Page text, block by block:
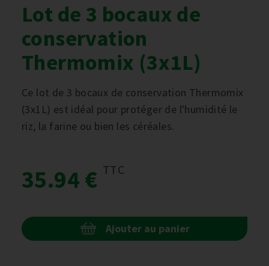
Lot de 3 bocaux de
conservation
Thermomix (3x1L)
Ce lot de 3 bocaux de conservation Thermomix
(3x1L) est idéal pour protéger de l'humidité le
riz, la farine ou bien les céréales.
35.94 € TTC
Ajouter au panier